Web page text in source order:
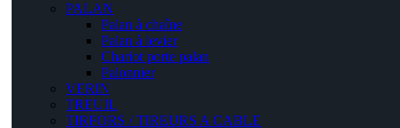
PALAN
Palan à chaîne
Palan à levier
Chariot porte palan
Palonnier
VERIN
TREUIL
TIRFORS / TIREURS A CABLE